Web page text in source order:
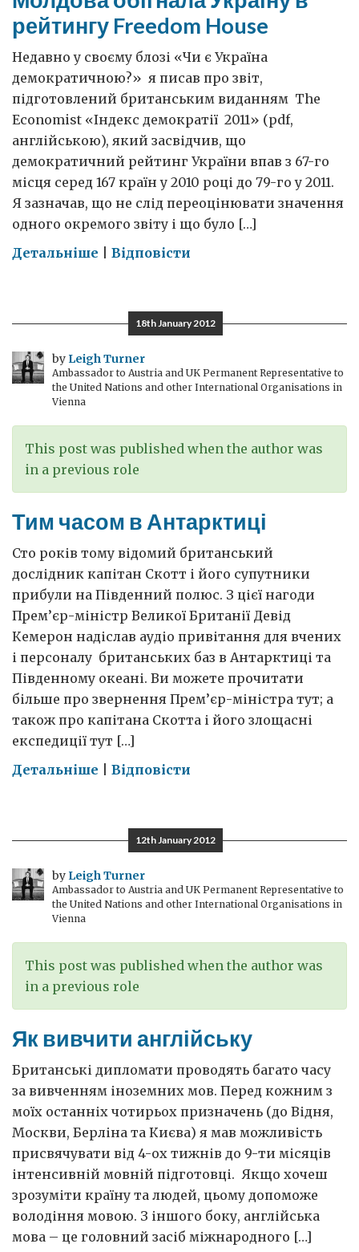
рейтингу Freedom House
Недавно у своєму блозі «Чи є Україна
демократичною?» я писав про звіт,
підготовлений британським виданням The
Economist «Індекс демократії 2011» (pdf,
англійською), який засвідчив, що
демократичний рейтинг України впав з 67-го
місця серед 167 країн у 2010 році до 79-го у 2011.
Я зазначав, що не слід переоцінювати значення
одного окремого звіту і що було […]
Детальніше on
Україну
рейтингу
Freedom
Відповісти
18th January 2012
by Leigh Turner
Ambassador to Austria and UK Permanent Representative to
the United Nations and other International Organisations in
Vienna
This post was published when the author was
in a previous role
Тим часом в Антарктиці
Сто років тому відомий британський
дослідник капітан Скотт і його супутники
прибули на Південний полюс. З цієї нагоди
Прем’єр-міністр Великої Британії Девід
Кемерон надіслав аудіо привітання для вчених
і персоналу британських баз в Антарктиці та
Південному океані. Ви можете прочитати
більше про звернення Прем’єр-міністра тут; а
також про капітана Скотта і його злощасні
експедиції тут […]
Детальніше on
Антарктиці
Відповісти
12th January 2012
by Leigh Turner
Ambassador to Austria and UK Permanent Representative to
the United Nations and other International Organisations in
Vienna
This post was published when the author was
in a previous role
Як вивчити англійську
Британські дипломати проводять багато часу
за вивченням іноземних мов. Перед кожним з
моїх останніх чотирьох призначень (до Відня,
Москви, Берліна та Києва) я мав можливість
присвячувати від 4-ох тижнів до 9-ти місяців
інтенсивній мовній підготовці. Якщо хочеш
зрозуміти країну та людей, цьому допоможе
володіння мовою. З іншого боку, англійська
мова – це головний засіб міжнародного […]